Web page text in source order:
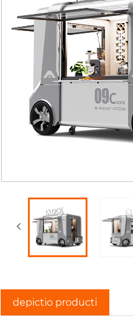
depictio producti